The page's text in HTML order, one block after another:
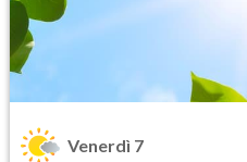
Venerdì 7